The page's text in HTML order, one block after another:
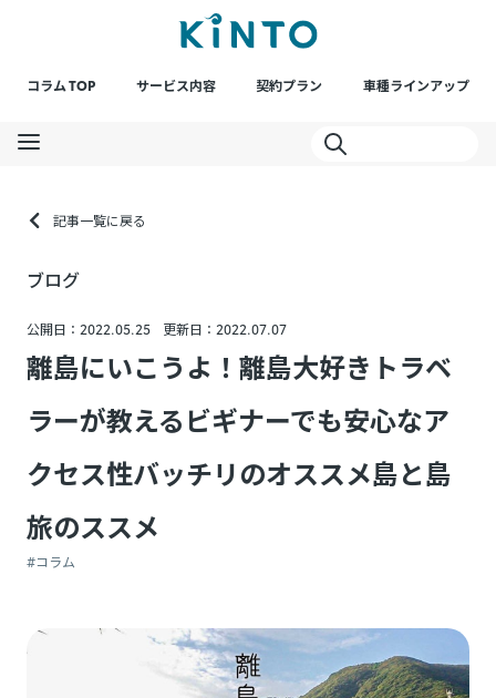
コラム TOP サービス内容 契約プラン 車種ラインアップ
記事一覧に戻る
ブログ
公開日：2022.05.25 更新日：2022.07.07
離島にいこうよ！離島大好きトラベ
ラーが教えるビギナーでも安心なア
クセス性バッチリのオススメ島と島
旅のススメ
#コラム